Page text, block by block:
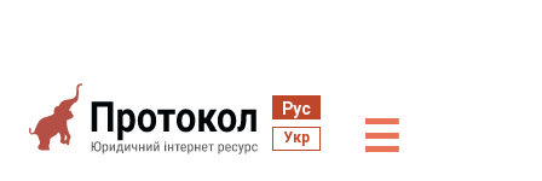
Рус
Укр ☰